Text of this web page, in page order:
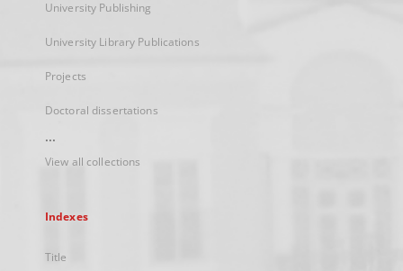
University Publishing
University Library Publications
Projects
Doctoral dissertations
...
View all collections
Indexes
Title